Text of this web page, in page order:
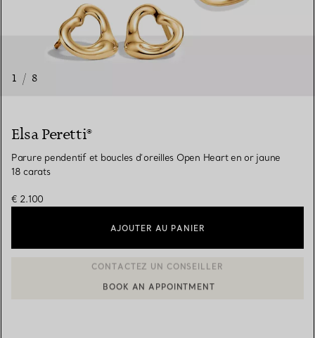
1 / 8
Elsa Peretti®
Parure pendentif et boucles d’oreilles Open Heart en or jaune
18 carats
€ 2.100
AJOUTER AU PANIER
CONTACTER UN CONSEILLER CLIENT OU PRENDRE RENDEZ-